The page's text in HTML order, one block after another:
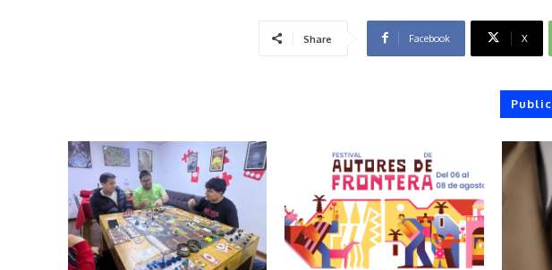
Share Facebook X